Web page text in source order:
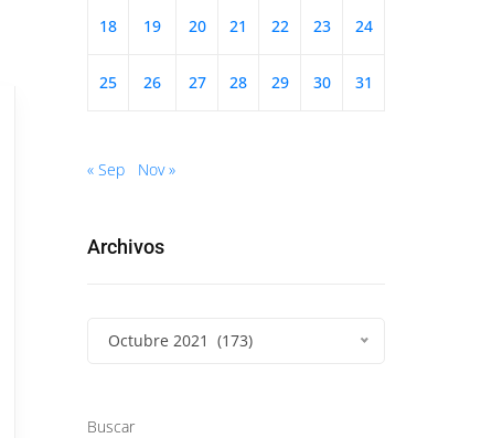
18 19 20 21 22 23 24
25 26 27 28 29 30 31
« Sep Nov »
Archivos
Octubre 2021 (173)
Buscar